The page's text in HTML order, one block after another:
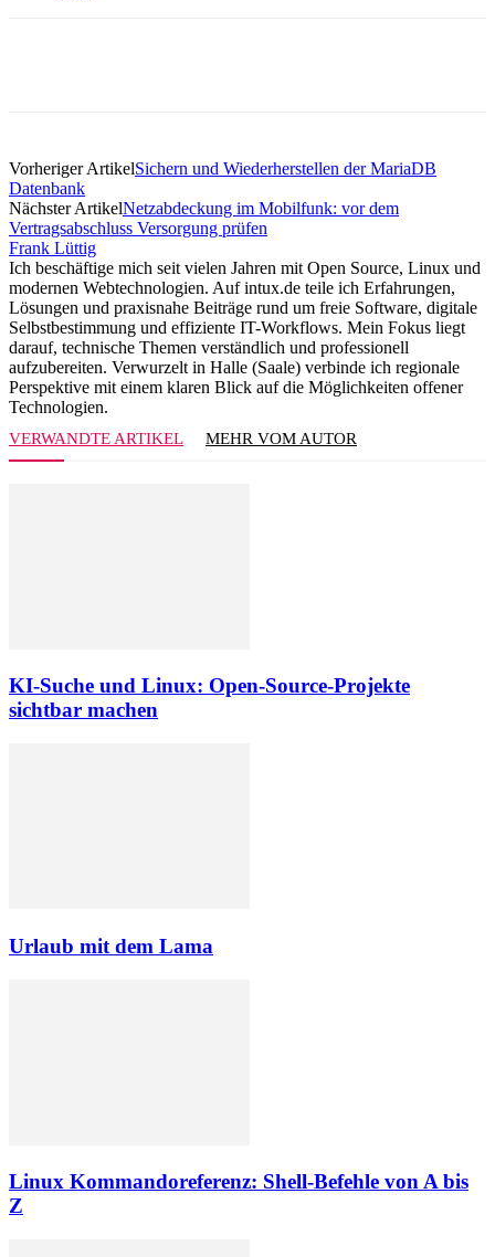
Vorheriger ArtikelSichern und Wiederherstellen der MariaDB
Datenbank
Nächster ArtikelNetzabdeckung im Mobilfunk: vor dem
Vertragsabschluss Versorgung prüfen
Frank Lüttig
Ich beschäftige mich seit vielen Jahren mit Open Source, Linux und
modernen Webtechnologien. Auf intux.de teile ich Erfahrungen,
Lösungen und praxisnahe Beiträge rund um freie Software, digitale
Selbstbestimmung und effiziente IT-Workflows. Mein Fokus liegt
darauf, technische Themen verständlich und professionell
aufzubereiten. Verwurzelt in Halle (Saale) verbinde ich regionale
Perspektive mit einem klaren Blick auf die Möglichkeiten offener
Technologien.
VERWANDTE ARTIKEL MEHR VOM AUTOR
KI-Suche und Linux: Open-Source-Projekte
sichtbar machen
Urlaub mit dem Lama
Linux Kommandoreferenz: Shell-Befehle von A bis
Z